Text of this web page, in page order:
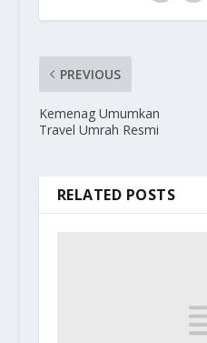
PREVIOUS
Kemenag Umumkan
Travel Umrah Resmi
RELATED POSTS